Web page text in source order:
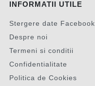
INFORMATII UTILE
Stergere date Facebook
Despre noi
Termeni si conditii
Confidentialitate
Politica de Cookies